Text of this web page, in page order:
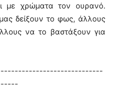
με χρώματα τον ουρανό.
δείξουν το φως, άλλους
να το βαστάξουν για